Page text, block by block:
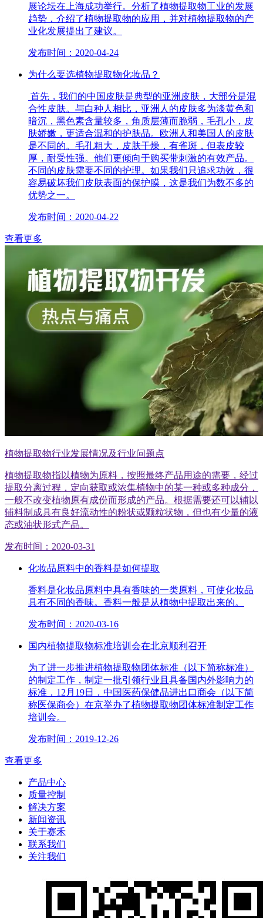
展论坛在上海成功举行。分析了植物提取物工业的发展
趋势，介绍了植物提取物的应用，并对植物提取物的产
业化发展提出了建议。
发布时间：2020-04-24
为什么要选植物提取物化妆品？
首先，我们的中国皮肤是典型的亚洲皮肤，大部分是混
合性皮肤。与白种人相比，亚洲人的皮肤多为淡黄色和
暗沉，黑色素含量较多，角质层薄而脆弱，毛孔小，皮
肤娇嫩，更适合温和的护肤品。欧洲人和美国人的皮肤
是不同的。毛孔粗大，皮肤干燥，有雀斑，但表皮较
厚，耐受性强。他们更倾向于购买带刺激的有效产品。
不同的皮肤需要不同的护理。如果我们只追求功效，很
容易破坏我们皮肤表面的保护膜，这是我们为数不多的
优势之一。
发布时间：2020-04-22
查看更多
植物提取物行业发展情况及行业问题点
植物提取物指以植物为原料，按照最终产品用途的需要，经过
提取分离过程，定向获取或浓集植物中的某一种或多种成分，
一般不改变植物原有成份而形成的产品。根据需要还可以辅以
辅料制成具有良好流动性的粉状或颗粒状物，但也有少量的液
态或油状形式产品。
发布时间：2020-03-31
化妆品原料中的香料是如何提取
香料是化妆品原料中具有香味的一类原料，可使化妆品
具有不同的香味。香料一般是从植物中提取出来的。
发布时间：2020-03-16
国内植物提取物标准培训会在北京顺利召开
为了进一步推进植物提取物团体标准（以下简称标准）
的制定工作，制定一批引领行业且具备国内外影响力的
标准，12月19日，中国医药保健品进出口商会（以下简
称医保商会）在京举办了植物提取物团体标准制定工作
培训会。
发布时间：2019-12-26
查看更多
产品中心
质量控制
解决方案
新闻资讯
关于赛禾
联系我们
关注我们